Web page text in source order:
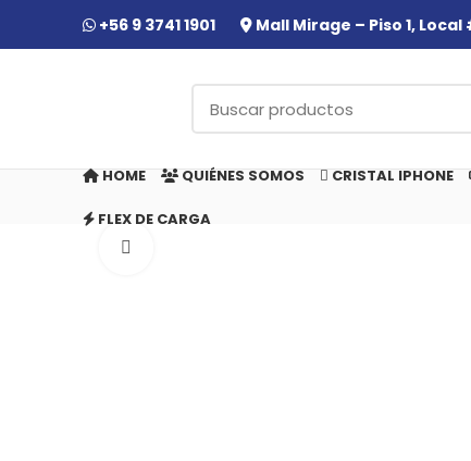
+56 9 3741 1901 Mall Mirage – Piso 1,
HOME QUIÉNES SOMOS CRISTAL IPHONE
FLEX DE CARGA